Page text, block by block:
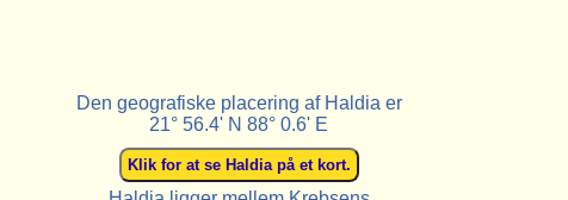
Den geografiske placering af Haldia er
21° 56.4' N 88° 0.6' E